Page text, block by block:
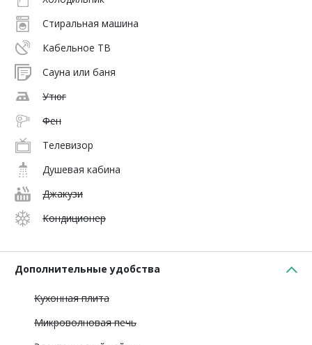
Стиральная машина
Кабельное ТВ
Сауна или баня
Утюг
Фен
Телевизор
Душевая кабина
Джакузи
Кондиционер
Дополнительные удобства
Кухонная плита
Микроволновая печь